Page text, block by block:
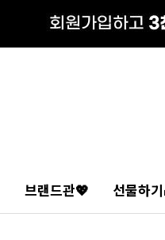
브랜드관💖 선물하